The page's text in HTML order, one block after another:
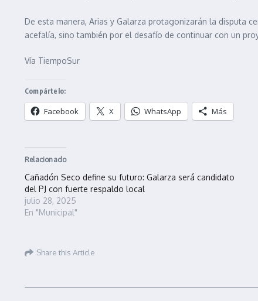
De esta manera, Arias y Galarza protagonizarán la disputa
acefalía, sino también por el desafío de continuar con un
Vía TiempoSur
Compártelo:
Facebook X WhatsApp Más
Relacionado
Cañadón Seco define su futuro: Galarza será candidato
del PJ con fuerte respaldo local
julio 28, 2025
En "Municipal"
Share this Article